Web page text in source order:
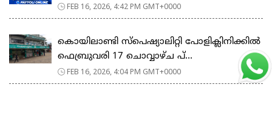
FEB 16, 2026, 4:42 PM GMT+0000
കൊയിലാണ്ടി സ്പെഷ്യാലിറ്റി പോളിക്ലിനിക്കിൽ
ഫെബ്രുവരി 17 ചൊവ്വാഴ്ച പ്...
FEB 16, 2026, 4:04 PM GMT+0000